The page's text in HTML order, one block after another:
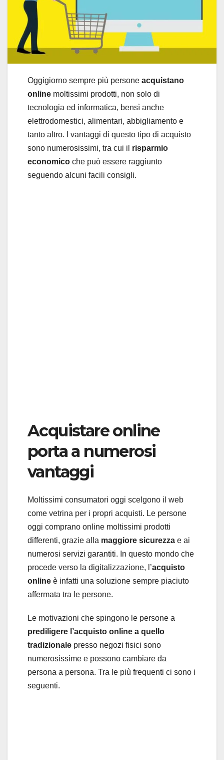
Oggigiorno sempre più persone acquistano
online moltissimi prodotti, non solo di
tecnologia ed informatica, bensì anche
elettrodomestici, alimentari, abbigliamento e
tanto altro. I vantaggi di questo tipo di acquisto
sono numerosissimi, tra cui il risparmio
economico che può essere raggiunto
seguendo alcuni facili consigli.
Acquistare online
porta a numerosi
vantaggi
Moltissimi consumatori oggi scelgono il web
come vetrina per i propri acquisti. Le persone
oggi comprano online moltissimi prodotti
differenti, grazie alla maggiore sicurezza e ai
numerosi servizi garantiti. In questo mondo che
procede verso la digitalizzazione, l’acquisto
online è infatti una soluzione sempre piaciuto
affermata tra le persone.
Le motivazioni che spingono le persone a
prediligere l’acquisto online a quello
tradizionale presso negozi fisici sono
numerosissime e possono cambiare da
persona a persona. Tra le più frequenti ci sono i
seguenti.